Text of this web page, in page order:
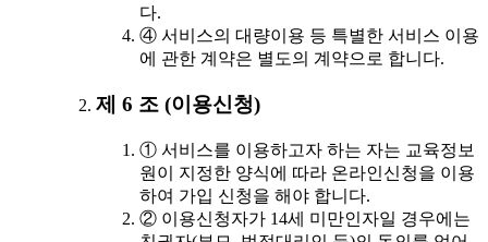
다.
④ 서비스의 대량이용 등 특별한 서비스 이용
에 관한 계약은 별도의 계약으로 합니다.
제 6 조 (이용신청)
① 서비스를 이용하고자 하는 자는 교육정보
원이 지정한 양식에 따라 온라인신청을 이용
하여 가입 신청을 해야 합니다.
② 이용신청자가 14세 미만인자일 경우에는